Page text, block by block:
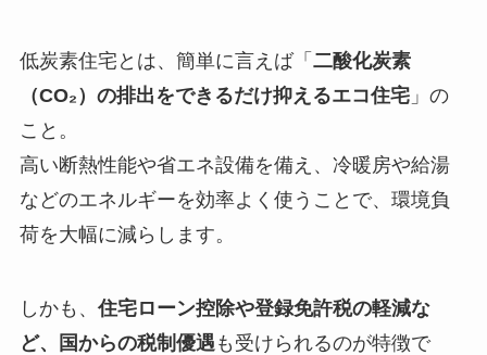
低炭素住宅とは、簡単に言えば「 二酸化炭素
（CO₂）の排出をできるだけ抑えるエコ住宅」の
こと。
高い断熱性能や省エネ設備を備え、冷暖房や給湯
などのエネルギーを効率よく使うことで、環境負
荷を大幅に減らします。
しかも、 住宅ローン控除や登録免許税の軽減な
ど、国からの税制優遇 も受けられるのが特徴で